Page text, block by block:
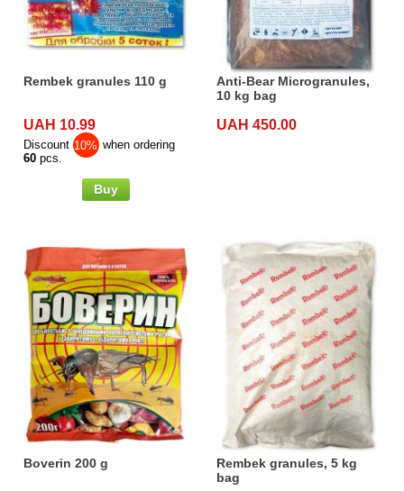
Rembek granules 110 g
UAH 10.99
Discount 10%when ordering
60 pcs.
Buy
Anti-Bear Microgranules,
10 kg bag
UAH 450.00
Boverin 200 g
Rembek granules, 5 kg
bag